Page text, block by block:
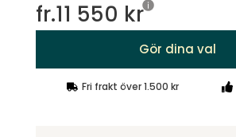
fr.11 550 kr
Gör dina val
Fri frakt över 1.500 kr